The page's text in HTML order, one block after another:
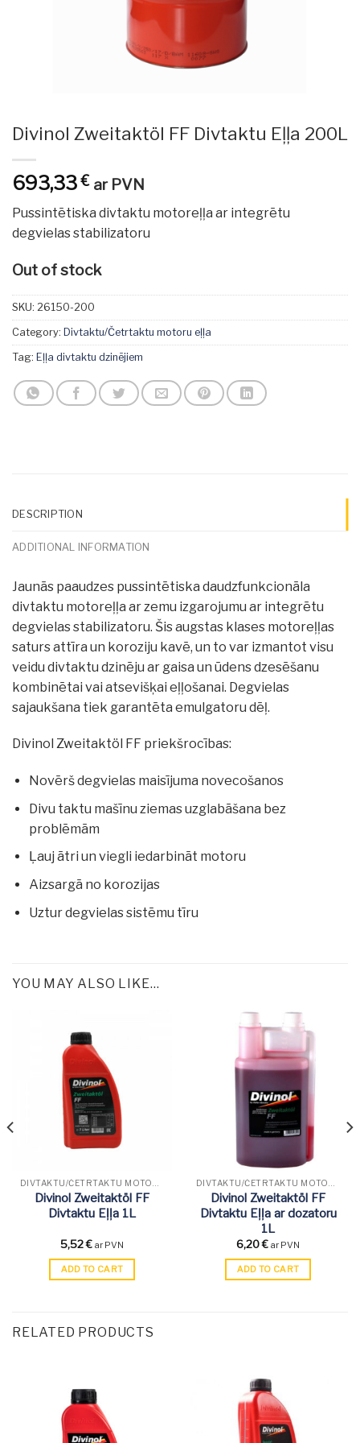
Divinol Zweitaktöl FF Divtaktu Eļļa 200L
693,33€ ar PVN
Pussintētiska divtaktu motoreļļa ar integrētu
degvielas stabilizatoru
Out of stock
SKU: 26150-200
Category: Divtaktu/Četrtaktu motoru eļļa
Tag: Eļļa divtaktu dzinējiem
DESCRIPTION
ADDITIONAL INFORMATION
Jaunās paaudzes pussintētiska daudzfunkcionāla
divtaktu motoreļļa ar zemu izgarojumu ar integrētu
degvielas stabilizatoru. Šis augstas klases motoreļļas
saturs attīra un koroziju kavē, un to var izmantot visu
veidu divtaktu dzinēju ar gaisa un ūdens dzesēšanu
kombinētai vai atsevišķai eļļošanai. Degvielas
sajaukšana tiek garantēta emulgatoru dēļ.
Divinol Zweitaktöl FF priekšrocības:
Novērš degvielas maisījuma novecošanos
Divu taktu mašīnu ziemas uzglabāšana bez
problēmām
Ļauj ātri un viegli iedarbināt motoru
Aizsargā no korozijas
Uztur degvielas sistēmu tīru
YOU MAY ALSO LIKE…
DIVTAKTU/ČETRTAKTU MOTORU EĻĻA
Divinol Zweitaktöl FF
Divtaktu Eļļa 1L
5,52€ ar PVN
ADD TO CART
DIVTAKTU/ČETRTAKTU MOTORU EĻĻA
Divinol Zweitaktöl FF
Divtaktu Eļļa ar dozatoru
1L
6,20€ ar PVN
ADD TO CART
RELATED PRODUCTS